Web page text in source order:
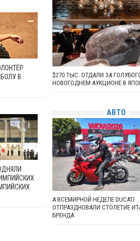
В
$270 ТЫС. ОТДАЛИ ЗА
НОВОГОДНЕМ АУКЦИОНЕ В
АВТО
А ВСЕМИРНОЙ НЕДЕЛЕ DUCATI
ОТПРАЗДНОВАЛИ СТОЛЕТИЕ
БРЕНДА